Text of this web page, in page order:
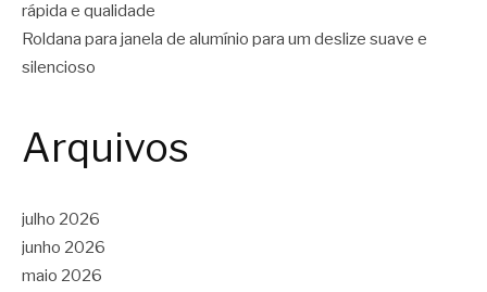
rápida e qualidade
Roldana para janela de alumínio para um deslize suave e
silencioso
Arquivos
julho 2026
junho 2026
maio 2026